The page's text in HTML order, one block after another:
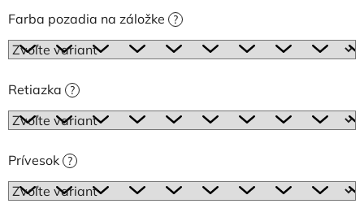
Farba pozadia na záložke ?
Retiazka ?
Prívesok ?